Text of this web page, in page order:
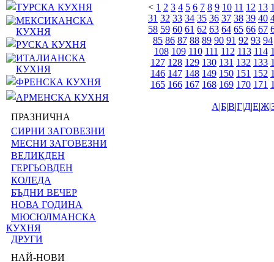
ТУРСКА КУХНЯ
МЕКСИКАНСКА
КУХНЯ
РУСКА КУХНЯ
ИТАЛИАНСКА
КУХНЯ
ФРЕНСКА КУХНЯ
АРМЕНСКА КУХНЯ
ПРАЗНИЧНА
СИРНИ ЗАГОВЕЗНИ
МЕСНИ ЗАГОВЕЗНИ
ВЕЛИКДЕН
ГЕРГЬОВДЕН
КОЛЕДА
БЪДНИ ВЕЧЕР
НОВА ГОДИНА
МЮСЮЛМАНСКА
КУХНЯ
ДРУГИ
НАЙ-НОВИ
< 1 2 3 4 5 6 7 8 9 10 11 12 13
31 32 33 34 35 36 37 38 39 40
58 59 60 61 62 63 64 65 66 67
85 86 87 88 89 90 91 92 93 94
108 109 110 111 112 113 114
127 128 129 130 131 132 133
146 147 148 149 150 151 152
165 166 167 168 169 170 171
А|Б|В|Г|Д|Е|Ж|